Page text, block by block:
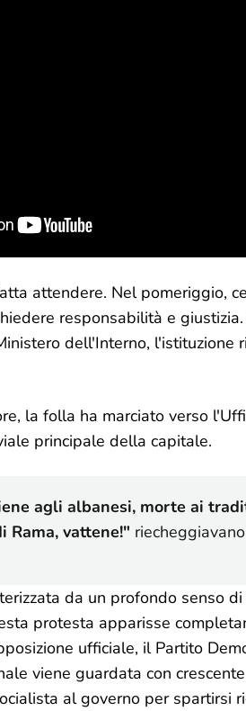
attendere. Nel pomeriggio,
responsabilità e
dell'Interno,
la folla ha marciato verso
principale della capitale.
agli albanesi, morte ai
Rama, vattene!"
da un profondo senso
protesta apparisse
ufficiale, il Partito
viene guardata con
al governo per spartirsi